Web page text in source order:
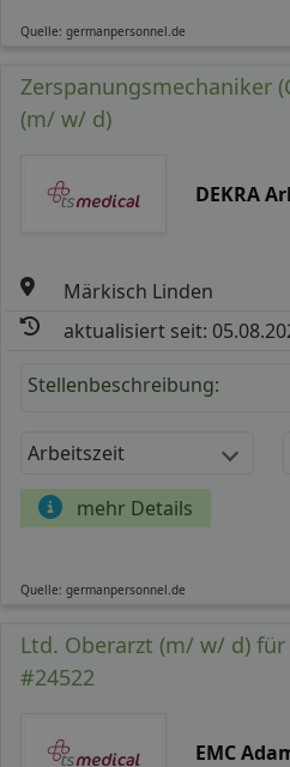
Quelle: germanpersonnel.de
Zerspanungsmechaniker
(m/ w/ d)
DEKRA
Märkisch Linden
aktualisiert seit:
Stellenbeschreibung:
Arbeitszeit
mehr Details
Quelle: germanpersonnel.de
Ltd. Oberarzt (m/ w/ d)
#24522
EMC